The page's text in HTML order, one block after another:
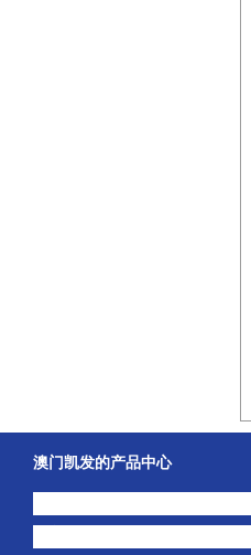
澳门凯发的产品中心